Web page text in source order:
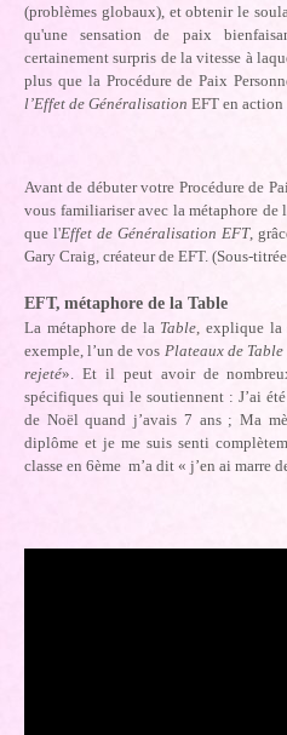
(problèmes globaux), et obtenir le
qu'une sensation de paix
certainement surpris de la vitesse à
plus que la Procédure de Paix
l’Effet de Généralisation EFT en action
Avant de débuter votre Procédure de
vous familiariser avec la métaphore de
que l'Effet de Généralisation EFT,
Gary Craig, créateur de EFT. (Sous-
EFT, métaphore de la Table
La métaphore de la Table , explique
exemple, l’un de vos Plateaux de Table
rejeté». Et il peut avoir de
spécifiques qui le soutiennent : J’ai
de Noël quand j’avais 7 ans ; Ma
diplôme et je me suis senti
classe en 6ème m’a dit « j’en ai marre